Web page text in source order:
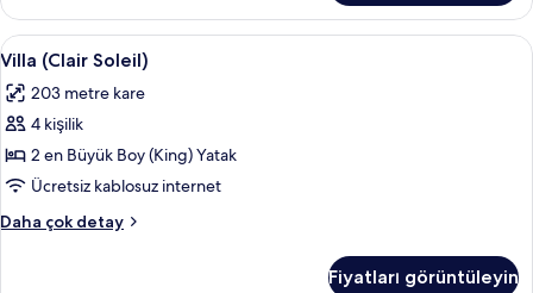
daha
fazla
detay
Villa
(Clair
Soleil)
için
tüm
fotoğrafları
görün
Villa (Clair Soleil) | Mısır pamuklu
6
Villa (Clair Soleil)
203 metre kare
4 kişilik
2 en Büyük Boy (King) Yatak
Ücretsiz kablosuz internet
Daha çok detay
Villa
Fiyatları görüntüleyin